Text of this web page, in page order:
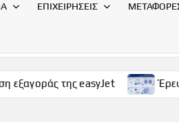
ΕΠΙΧΕΙΡΗΣΕΙΣ
της easyJet Έρευνα ΕΟΤ: Η